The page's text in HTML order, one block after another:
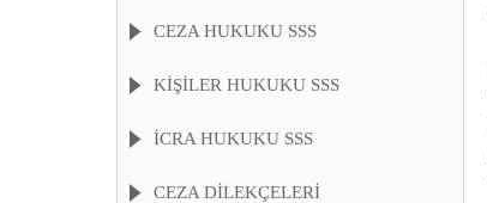
CEZA HUKUKU SSS
KIŞILER HUKUKU SSS
İCRA HUKUKU SSS
CEZA DİLEKÇELERİ